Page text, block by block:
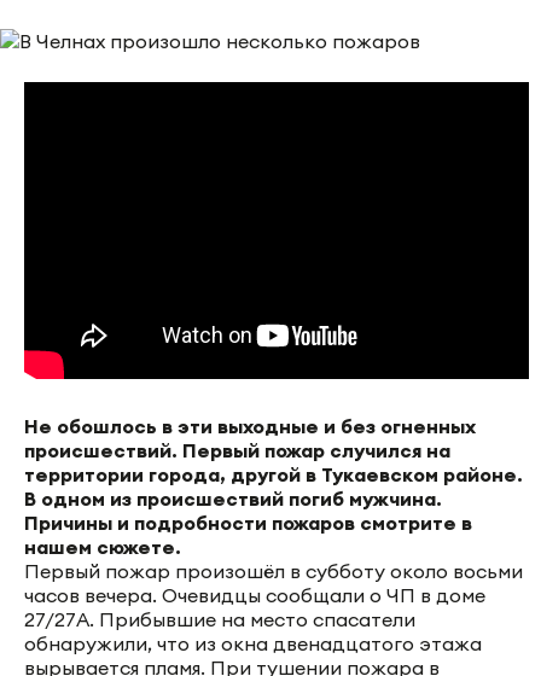
Не обошлось в эти выходные и без огненных
происшествий. Первый пожар случился на
территории города, другой в Тукаевском районе.
В одном из происшествий погиб мужчина.
Причины и подробности пожаров смотрите в
нашем сюжете.
Первый пожар произошёл в субботу около восьми
часов вечера. Очевидцы сообщали о ЧП в доме
27/27А. Прибывшие на место спасатели
обнаружили, что из окна двенадцатого этажа
вырывается пламя. При тушении пожара в